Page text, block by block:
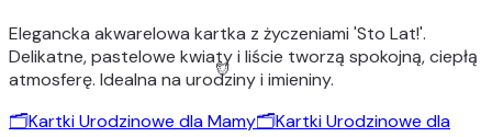
Elegancka akwarelowa kartka z życzeniami 'Sto Lat!'.
Delikatne, pastelowe kwiaty i liście tworzą spokojną, ciepłą
atmosferę. Idealna na urodziny i imieniny.
🗂️Kartki Urodzinowe dla Mamy🗂️Kartki Urodzinowe dla